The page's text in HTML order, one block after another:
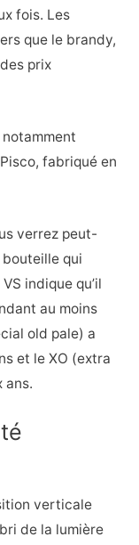
fois. Les
que le brandy,
prix
fabriqué en
verrez peut-
qui
indique qu’il
au moins
old pale) a
et le XO (extra
ans.
verticale
de la lumière